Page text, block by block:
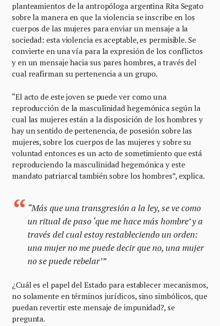
planteamientos de la antropóloga argentina Rita Segato
sobre la manera en que la violencia se inscribe en los
cuerpos de las mujeres para enviar un mensaje a la
sociedad: esta violencia es aceptable, es permisible. Se
convierte en una vía para la expresión de los conflictos
y en un mensaje hacia sus pares hombres, a través del
cual reafirman su pertenencia a un grupo.
“El acto de este joven se puede ver como una
reproducción de la masculinidad hegemónica según la
cual las mujeres están a la disposición de los hombres y
hay un sentido de pertenencia, de posesión sobre las
mujeres, sobre los cuerpos de las mujeres y sobre su
voluntad entonces es un acto de sometimiento que está
reproduciendo la masculinidad hegemónica y este
mandato patriarcal también sobre los hombres”, explica.
“Más que una transgresión a la ley, se ve como
un ritual de paso ‘que me hace más hombre’y a
través del cual estoy restableciendo un orden:
una mujer no me puede decir que no, una mujer
no se puede rebelar’”
¿Cuál es el papel del Estado para establecer mecanismos,
no solamente en términos jurídicos, sino simbólicos, que
puedan revertir este mensaje de impunidad?, se
pregunta.